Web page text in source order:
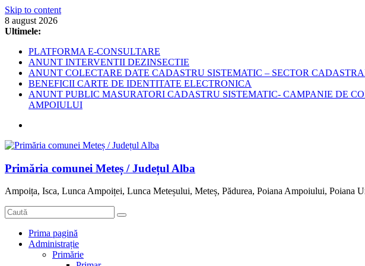
Skip to content
8 august 2026
Ultimele:
PLATFORMA E-CONSULTARE
ANUNT INTERVENTII DEZINSECTIE
ANUNT COLECTARE DATE CADASTRU SISTEMATIC – SECTOR
BENEFICII CARTE DE IDENTITATE ELECTRONICA
ANUNT PUBLIC MASURATORI CADASTRU SISTEMATIC- CAMPANIE DE
AMPOIULUI
Primăria comunei Meteș / Județul Alba
Ampoița, Isca, Lunca Ampoiței, Lunca Meteșului, Meteș, Pădurea, Poiana Ampoiului, Poiana
Prima pagină
Administrație
Primărie